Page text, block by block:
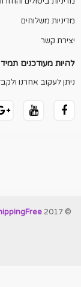
מדיניות משלוחים
יצירת קשר
להיות מעודכנים תמיד
ניתן לעקוב אחרנו
© 2017